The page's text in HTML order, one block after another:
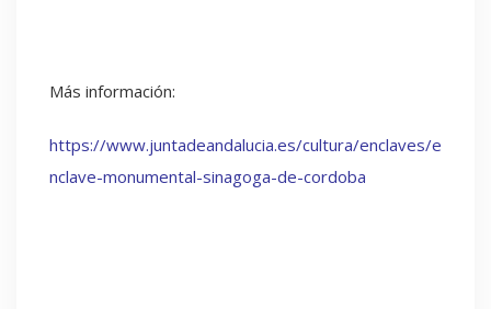
Más información:
https://www.juntadeandalucia.es/cultura/enclaves/e
nclave-monumental-sinagoga-de-cordoba